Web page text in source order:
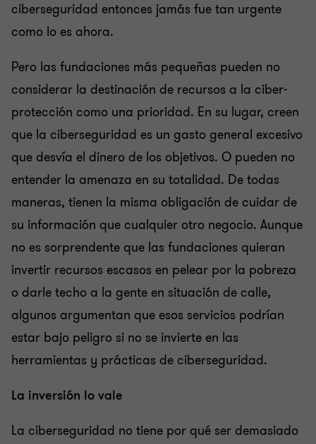
ciberseguridad entonces jamás fue tan urgente
como lo es ahora.
Pero las fundaciones más pequeñas pueden no
considerar la destinación de recursos a la ciber-
protección como una prioridad. En su lugar, creen
que la ciberseguridad es un gasto general excesivo
que desvía el dinero de los objetivos. O pueden no
entender la amenaza en su totalidad. De todas
maneras, tienen la misma obligación de cuidar de
su información que cualquier otro negocio. Aunque
no es sorprendente que las fundaciones quieran
invertir recursos escasos en pelear por la pobreza
o darle techo a la gente en situación de calle,
algunos argumentan que esos servicios podrían
estar bajo peligro si no se invierte en las
herramientas y prácticas de ciberseguridad.
La inversión lo vale
La ciberseguridad no tiene por qué ser demasiado